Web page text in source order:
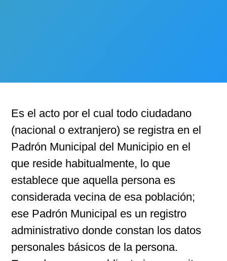
Es el acto por el cual todo ciudadano
(nacional o extranjero) se registra en el
Padrón Municipal del Municipio en el
que reside habitualmente, lo que
establece que aquella persona es
considerada vecina de esa población;
ese Padrón Municipal es un registro
administrativo donde constan los datos
personales básicos de la persona.